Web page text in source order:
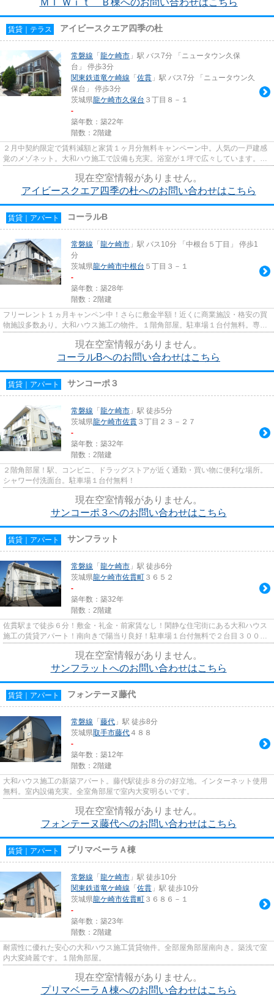
ＭＴ Ｗｉｔ Ｂ棟へのお問い合わせはこちら
賃貸｜テラス アイビースクエア四季の杜
常磐線 「 龍ケ崎市 」駅 バス7分 「ニュータウン久保
台」 停歩3分
関東鉄道竜ケ崎線 「 佐貫 」駅 バス7分 「ニュータウン久
保台」 停歩3分
茨城県龍ケ崎市久保台 ３丁目８－１
-
築年数：築22年
階数：2階建
２月中契約限定で賃料減額と家賃１ヶ月分無料キャンペーン中。人気の一戸建感
覚のメゾネット。大和ハウ施工で設備も充実。浴室が１坪で広々しています。室
現在空室情報がありません。
アイビースクエア四季の杜へのお問い合わせはこちら
賃貸｜アパート コーラルB
常磐線 「 龍ケ崎市 」駅 バス10分 「中根台５丁目」 停歩1
分
茨城県龍ケ崎市中根台 ５丁目３－１
-
築年数：築28年
階数：2階建
フリーレント１ヵ月キャンペン中！さらに敷金半額！近くに商業施設・格安の買
物施設多数あり。大和ハウス施工の物件。１階角部屋。駐車場１台付無料。専用
現在空室情報がありません。
コーラルBへのお問い合わせはこちら
賃貸｜アパート サンコーポ３
常磐線 「 龍ケ崎市 」駅 徒歩5分
茨城県龍ケ崎市佐貫 ３丁目２３－２７
-
築年数：築32年
階数：2階建
２階角部屋！駅、コンビニ、ドラッグストアが近く通勤・買い物に便利な場所。
シャワー付洗面台。駐車場１台付無料！
現在空室情報がありません。
サンコーポ３へのお問い合わせはこちら
賃貸｜アパート サンフラット
常磐線 「 龍ケ崎市 」駅 徒歩6分
茨城県龍ケ崎市佐貫町 ３６５２
-
築年数：築32年
階数：2階建
佐貫駅まで徒歩６分！敷金・礼金・前家賃なし！閑静な住宅街にある大和ハウス
施工の賃貸アパート！南向きで陽当り良好！駐車場１台付無料で２台目３０００
現在空室情報がありません。
サンフラットへのお問い合わせはこちら
賃貸｜アパート フォンテーヌ藤代
常磐線 「 藤代 」駅 徒歩8分
茨城県取手市藤代 ４８８
-
築年数：築12年
階数：2階建
大和ハウス施工の新築アパート。藤代駅徒歩８分の好立地。インターネット使用
無料。室内設備充実。全室角部屋で室内大変明るいです。
現在空室情報がありません。
フォンテーヌ藤代へのお問い合わせはこちら
賃貸｜アパート プリマベーラＡ棟
常磐線 「 龍ケ崎市 」駅 徒歩10分
関東鉄道竜ケ崎線 「 佐貫 」駅 徒歩10分
茨城県龍ケ崎市佐貫町 ３６８６－１
-
築年数：築23年
階数：2階建
耐震性に優れた安心の大和ハウス施工賃貸物件。全部屋角部屋南向き。築浅で室
内大変綺麗です。１階角部屋。
現在空室情報がありません。
プリマベーラＡ棟へのお問い合わせはこちら